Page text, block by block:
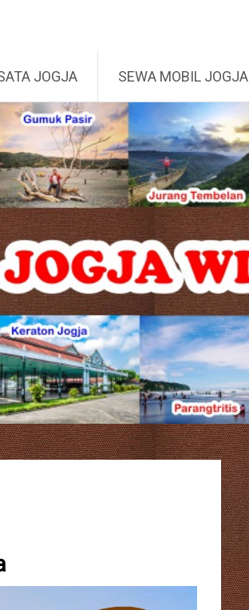
JOGJA SEWA MOBIL JOGJA